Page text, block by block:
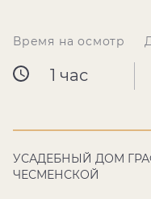
Время на осмотр
1 час
УСАДЕБНЫЙ ДОМ
ЧЕСМЕНСКОЙ